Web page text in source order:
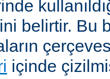
belirtir. Bu
içinde